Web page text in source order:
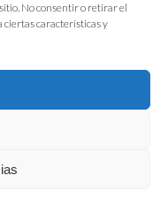
No consentir o retirar el
características y
la Alimentación y Bebidas